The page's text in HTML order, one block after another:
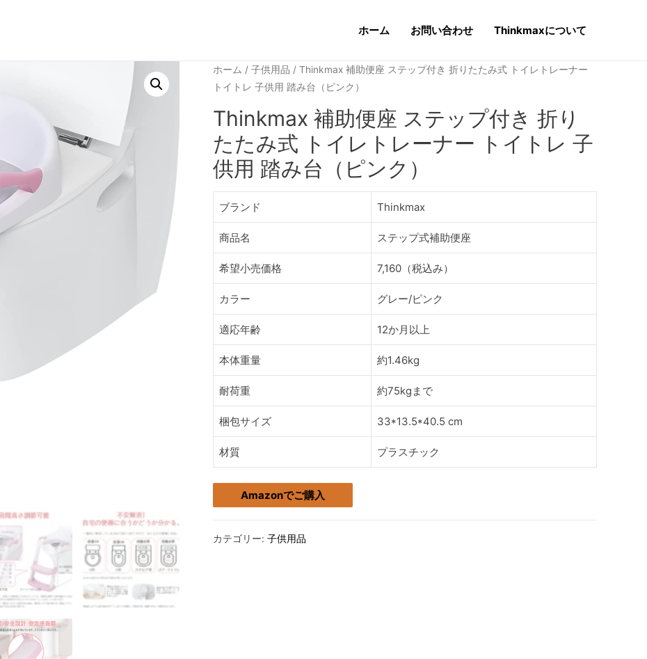
ホーム お問い合わせ Thinkmaxについて
ホーム / 子供用品 / Thinkmax 補助便座 ステップ付き 折りたたみ式 トイレトレーナー
トイトレ 子供用 踏み台（ピンク）
Thinkmax 補助便座 ステップ付き 折り
たたみ式 トイレトレーナー トイトレ 子
供用 踏み台（ピンク）
ブランド Thinkmax
商品名 ステップ式補助便座
希望小売価格 7,160（税込み）
カラー グレー/ピンク
適応年齢 12か月以上
本体重量 約1.46kg
耐荷重 約75kgまで
梱包サイズ 33*13.5*40.5 cm
材質 プラスチック
Amazonでご購入
カテゴリー: 子供用品